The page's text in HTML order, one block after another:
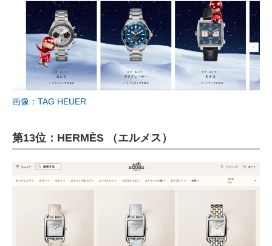
画像：TAG HEUER
第13位：HERMÈS （エルメス）